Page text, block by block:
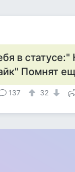
в
Помнят
137 32